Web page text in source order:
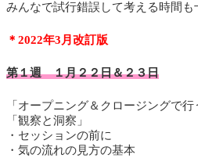
みんなで試行錯誤して考える時間も
＊2022年3月改訂版
第１週 １月２２日＆２３日
「オープニング＆クロージングで行
「観察と洞察」
・セッションの前に
・気の流れの見方の基本